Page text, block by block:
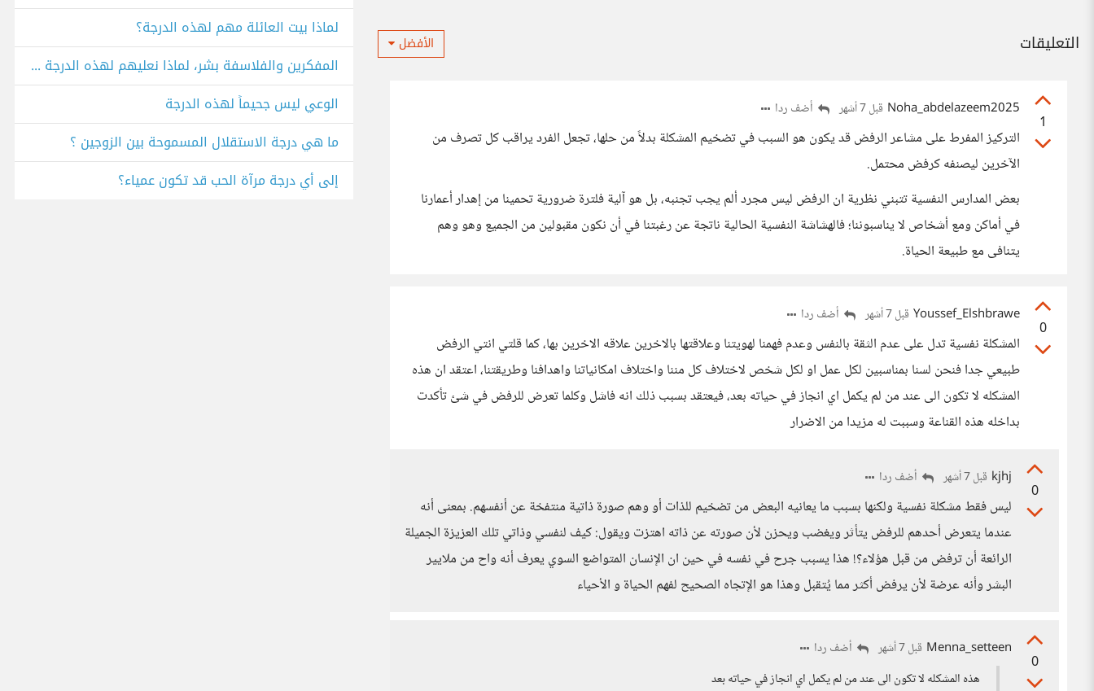
التعليقات الأفضل
1
Noha_abdelazeem2025 قبل 7 أشهر أضف ردا
التركيز المفرط على مشاعر الرفض قد يكون هو السبب في تضخيم المشكلة بدلاً من حلها، تجعل الفرد يراقب كل تصرف من
الآخرين ليصنفه كرفض محتمل.
بعض المدارس النفسية تتبني نظرية ان الرفض ليس مجرد ألم يجب تجنبه، بل هو آلية فلترة ضرورية تحمينا من إهدار أعمارنا
في أماكن ومع أشخاص لا يناسبوننا؛ فالهشاشة النفسية الحالية ناتجة عن رغبتنا في أن نكون مقبولين من الجميع وهو وهم
يتنافى مع طبيعة الحياة.
0
Youssef_Elshbrawe قبل 7 أشهر أضف ردا
المشكلة نفسية تدل على عدم الثقة بالنفس وعدم فهمنا لهويتنا وعلاقتها بالاخرين علاقه الاخرين بها، كما قلتي انتي الرفض
طبيعي جدا فنحن لسنا بمناسبين لكل عمل او لكل شخص لاختلاف كل مننا واختلاف امكانياتنا واهدافنا وطريقتنا، اعتقد ان هذه
المشكله لا تكون الى عند من لم يكمل اي انجاز في حياته بعد، فيعتقد بسبب ذلك انه فاشل وكلما تعرض للرفض في شئ تأكدت
بداخله هذه القناعة وسببت له مزيدا من الاضرار
0
kjhj قبل 7 أشهر أضف ردا
ليس فقط مشكلة نفسية ولكنها بسبب ما يعانيه البعض من تضخيم للذات أو وهم صورة ذاتية منتفخة عن أنفسهم. بمعنى أنه
عندما يتعرض أحدهم للرفض يتأثر ويغضب ويحزن لأن صورته عن ذاته اهتزت ويقول: كيف لنفسي وذاتي تلك العزيزة الجميلة
الرائعة أن ترفض من قبل هؤلاء؟! هذا يسبب جرح في نفسه في حين ان الإنسان المتواضع السوي يعرف أنه واح من ملايير
البشر وأنه عرضة لأن يرفض أكثر مما يُتقبل وهذا هو الإتجاه الصحيح لفهم الحياة و الأحياء
0
Menna_setteen قبل 7 أشهر
أضف ردا
هذه المشكله لا تكون الى عند من لم يكمل اي انجاز في حياته بعد
لماذا بيت العائلة مهم لهذه الدرجة؟
المفكرين والفلاسفة بشر، لماذا نعليهم لهذه الدرجة ونأخذ أفكارهم كشواهد؟
الوعي ليس جحيماً لهذه الدرجة
ما هي درجة الاستقلال المسموحة بين الزوجين ؟
إلى أي درجة مرآة الحب قد تكون عمياء؟